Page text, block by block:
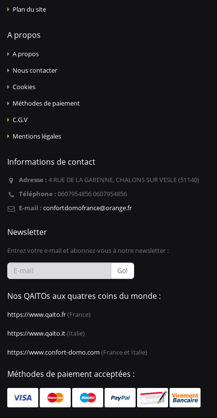
Plan du site
A propos
A propos
Nous contacter
Cookies
Méthodes de paiement
C.G.V
Mentions légales
Informations de contact
Adresse : 4 RUE DE LA GARENNE, CHALONS SUR VESLE (51140)
Téléphone : 0607954856 0607954856
E-mail : confortdomofrance@orange.fr
Newsletter
Entrez votre e-mail et abonnez-vous à notre newsletter :
Go!
Nos QAITOs aux quatres coins du monde :
https://www.qaito.fr(France)
https://www.qaito.it(Italie)
https://www.confort-domo.com (France et Italie)
Méthodes de paiement acceptées :